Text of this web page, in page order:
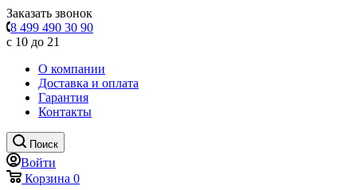
Заказать звонок
8 499 490 30 90
с 10 до 21
О компании
Доставка и оплата
Гарантия
Контакты
Поиск
Войти
Корзина 0